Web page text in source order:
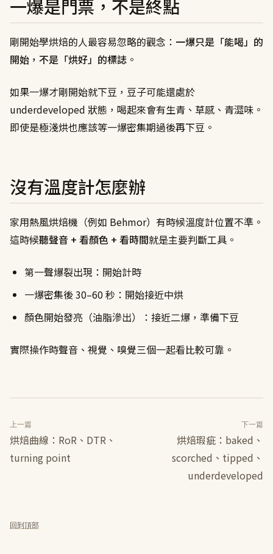
一爆是門票，不是終點
剛開始學烘焙的人最容易忽略的觀念： 一爆只是「能喝」的
開始，不是「烘好」的標誌 。
如果一爆才剛開始就下豆，豆子可能還處於
underdeveloped 狀態，喝起來會有生青、草感、青澀味。
即使是極淺烘也應該等一爆密集期過後再下豆。
沒有溫度計怎麼辦
家用熱風烘焙機（例如 Behmor）有時候溫度計位置不準。
這時候聽聲音 + 看顏色 + 看時間就是主要判斷工具。
第一聲爆裂出現：開始計時
一爆密集後 30–60 秒：開始接近中烘
顏色開始發亮（油脂滲出）：接近二爆，準備下豆
實際操作時聲音、視覺、嗅覺三個一起看比較可靠。
上一篇
烘焙曲線：RoR、DTR、
turning point
下一篇
烘焙瑕疵：baked、
scorched、tipped、
underdeveloped
回到頂部